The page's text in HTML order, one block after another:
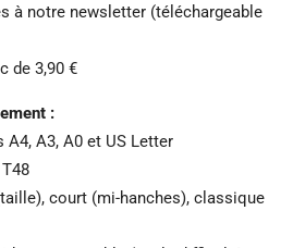
à notre newsletter (téléchargeable
de 3,90 €
:
A4, A3, A0 et US Letter
court (mi-hanches), classique